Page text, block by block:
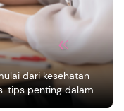
dari kesehatan
tips penting dalam